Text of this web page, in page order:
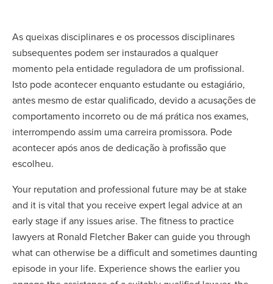
As queixas disciplinares e os processos disciplinares
subsequentes podem ser instaurados a qualquer
momento pela entidade reguladora de um profissional.
Isto pode acontecer enquanto estudante ou estagiário,
antes mesmo de estar qualificado, devido a acusações de
comportamento incorreto ou de má prática nos exames,
interrompendo assim uma carreira promissora. Pode
acontecer após anos de dedicação à profissão que
escolheu.
Your reputation and professional future may be at stake
and it is vital that you receive expert legal advice at an
early stage if any issues arise. The fitness to practice
lawyers at Ronald Fletcher Baker can guide you through
what can otherwise be a difficult and sometimes daunting
episode in your life. Experience shows the earlier you